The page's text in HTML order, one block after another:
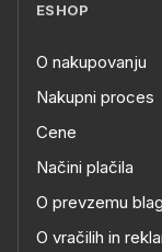
ESHOP
O nakupovanju
Nakupni proces
Cene
Načini plačila
O prevzemu
O vračilih in